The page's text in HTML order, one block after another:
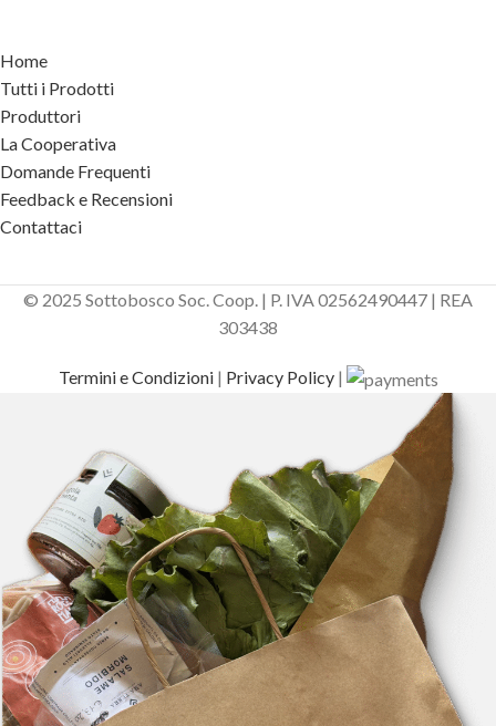
Home
Tutti i Prodotti
Produttori
La Cooperativa
Domande Frequenti
Feedback e Recensioni
Contattaci
© 2025 Sottobosco Soc. Coop. | P. IVA 02562490447 | REA
303438
Termini e Condizioni| Privacy Policy|